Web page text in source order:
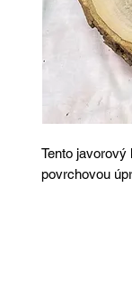
Tento javorový
povrchovou